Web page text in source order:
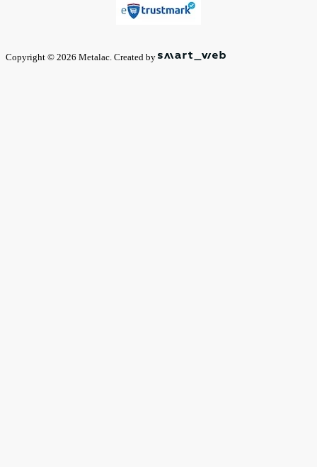
Copyright © 2026 Metalac. Created by